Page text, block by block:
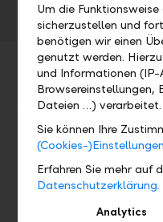
Um die
sicherzustellen und
benötigen wir einen
genutzt werden.
und Informationen (IP-
Browsereinstellungen,
Dateien …) verarbeitet.
Sie können Ihre
(Cookies-)Einstellungen
Erfahren Sie mehr auf
Datenschutzerklärung.
Analytics